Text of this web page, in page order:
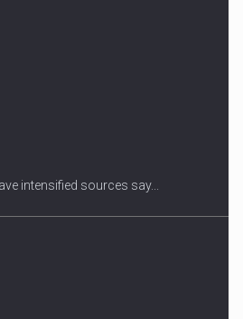
intensified sources say...